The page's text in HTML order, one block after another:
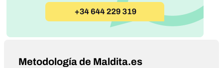
Metodología de Maldita.es